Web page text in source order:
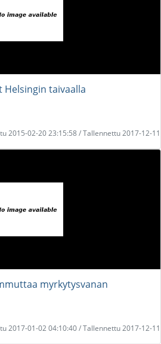
Helsingin taivaalla
2015-02-20 23:15:58 / Tallennettu 2017-12-11
myrkytysvanan
2017-01-02 04:10:40 / Tallennettu 2017-12-11